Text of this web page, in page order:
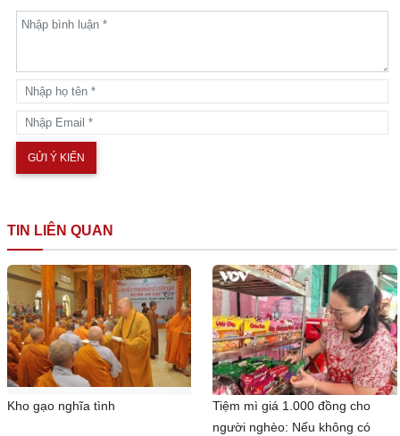
TIN LIÊN QUAN
Kho gạo nghĩa tình
Tiệm mì giá 1.000 đồng cho
người nghèo: Nếu không có